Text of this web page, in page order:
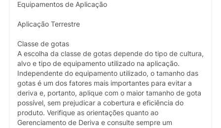
Equipamentos de Aplicação
Aplicação Terrestre
Classe de gotas
A escolha da classe de gotas depende do tipo de cultura,
alvo e tipo de equipamento utilizado na aplicação.
Independente do equipamento utilizado, o tamanho das
gotas é um dos fatores mais importantes para evitar a
deriva e, portanto, aplique com o maior tamanho de gota
possível, sem prejudicar a cobertura e eficiência do
produto. Verifique as orientações quanto ao
Gerenciamento de Deriva e consulte sempre um